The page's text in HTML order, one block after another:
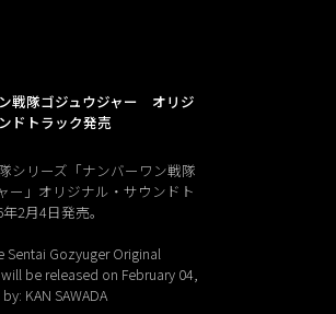
戦隊ゴジュウジャー オリジ
ドトラック発売
シリーズ「ナンバーワン戦隊
ー」オリジナル・サウンドト
2月4日発売。
Sentai Gozyuger Original
be released on February 04,
KAN SAWADA